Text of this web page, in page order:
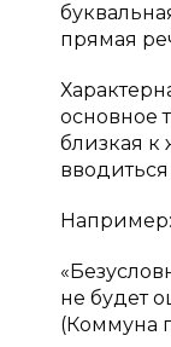
прямая
основное
близкая к
Например:
не будет
(Коммуна